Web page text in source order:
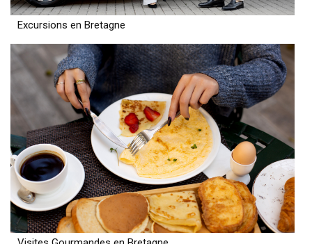
Excursions en Bretagne